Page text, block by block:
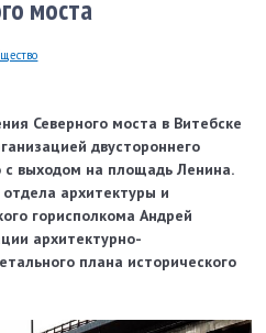
моста
Северного моста в Витебске
двустороннего
с выходом на площадь Ленина.
архитектуры и
горисполкома Андрей
архитектурно-
плана исторического